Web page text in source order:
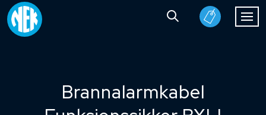
Brannalarmkabel